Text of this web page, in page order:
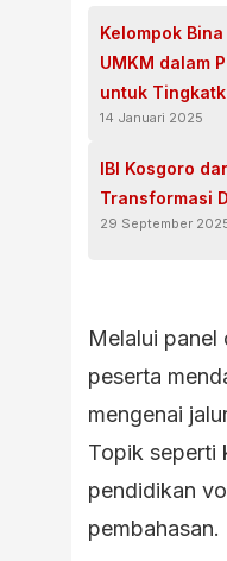
Kelompok
UMKM dalam
untuk
14 Januari 2025
IBI Kosgoro
Transformasi
29 September
Melalui panel
peserta
mengenai
Topik seperti
pendidikan
pembahasan.